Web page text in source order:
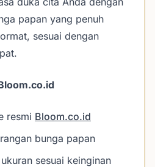
papan yang penuh
sesuai dengan
resmi Bloom.co.id
bunga papan
sesuai keinginan